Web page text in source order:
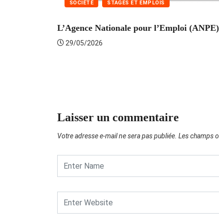
SOCIÉTÉ STAGES ET EMPLOIS
L’Agence Nationale pour l’Emploi
29/05/2026
Laisser un commentaire
Votre adresse e-mail ne sera pas publiée. Les champs